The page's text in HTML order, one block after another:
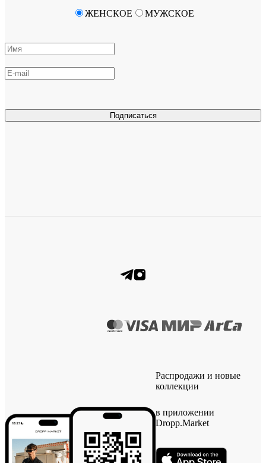
Подписаться
ЖЕНСКОЕ МУЖСКОЕ
Распродажи и новые
коллекции
в приложении
Dropp.Market